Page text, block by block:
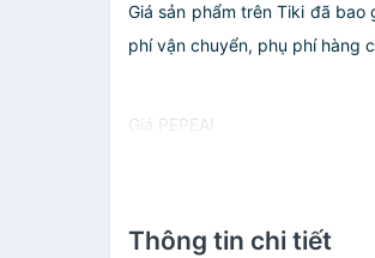
Giá sản phẩm trên Tiki đã
phí vận chuyển, phụ phí hàng
Giá PEPEAI
Thông tin chi tiết